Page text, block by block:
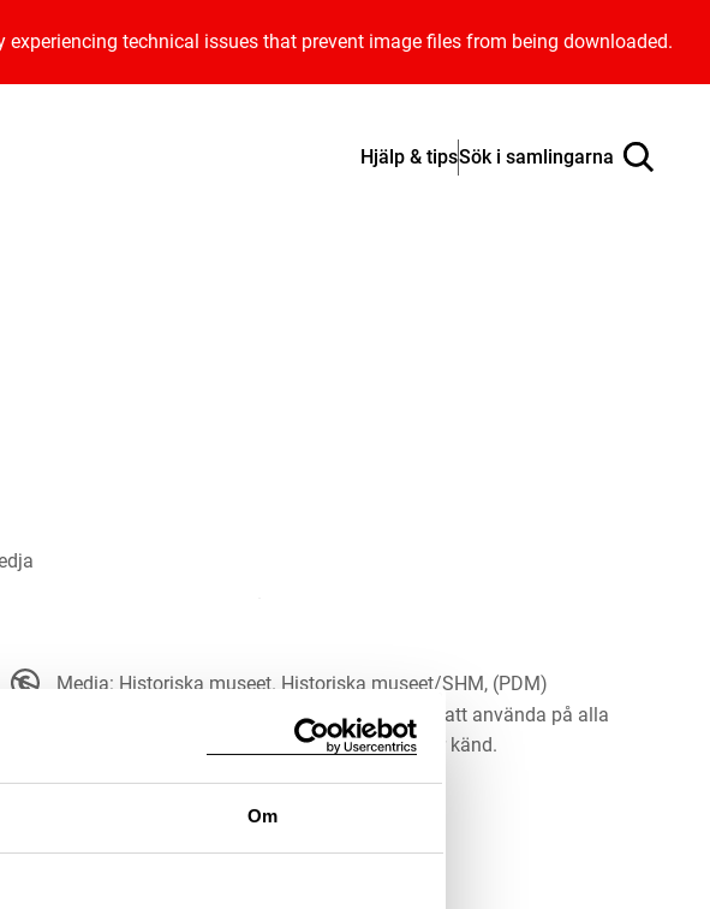
Om
experiencing technical issues that prevent image files from being downloaded.
Hjälp & tipsSök i samlingarna
Media: Historiska museet. Historiska museet/SHM, (PDM)
till detta verk har gått ut och är därmed fritt att använda på alla
sätt. Ange gärna upphovsperson om denne är känd.
LADDA NER MEDIA